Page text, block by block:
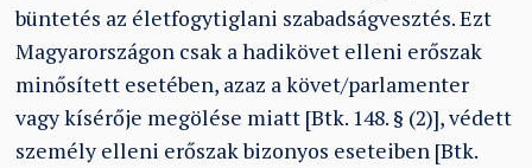
büntetés az életfogytiglani szabadságvesztés. Ezt
Magyarországon csak a hadikövet elleni erőszak
minősített esetében, azaz a követ/parlamenter
vagy kísérője megölése miatt [Btk. 148. § (2)], védett
személy elleni erőszak bizonyos eseteiben [Btk.